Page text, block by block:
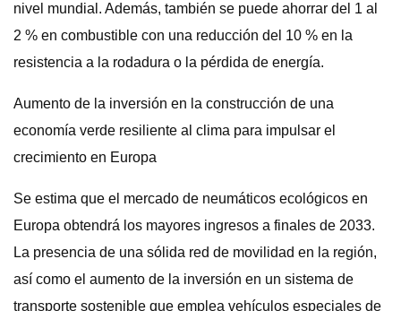
nivel mundial. Además, también se puede ahorrar del 1 al
2 % en combustible con una reducción del 10 % en la
resistencia a la rodadura o la pérdida de energía.
Aumento de la inversión en la construcción de una
economía verde resiliente al clima para impulsar el
crecimiento en Europa
Se estima que el mercado de neumáticos ecológicos en
Europa obtendrá los mayores ingresos a finales de 2033.
La presencia de una sólida red de movilidad en la región,
así como el aumento de la inversión en un sistema de
transporte sostenible que emplea vehículos especiales de